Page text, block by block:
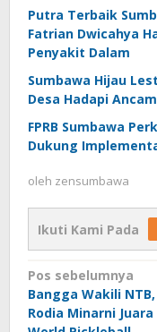
Putra Terbaik
Fatrian Dwicahya
Penyakit Dalam
Sumbawa Hijau
Desa Hadapi
FPRB Sumbawa
Dukung
oleh zensumbawa
Ikuti Kami Pada
Navigasi
pos
Pos sebelumnya
Bangga Wakili NTB,
Rodia Minarni Juara